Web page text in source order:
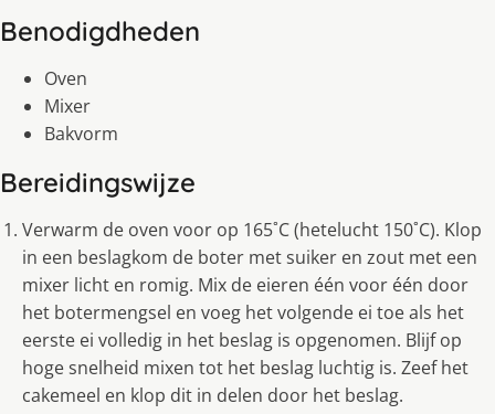
Benodigdheden
Oven
Mixer
Bakvorm
Bereidingswijze
Verwarm de oven voor op 165˚C (hetelucht 150˚C). Klop
in een beslagkom de boter met suiker en zout met een
mixer licht en romig. Mix de eieren één voor één door
het botermengsel en voeg het volgende ei toe als het
eerste ei volledig in het beslag is opgenomen. Blijf op
hoge snelheid mixen tot het beslag luchtig is. Zeef het
cakemeel en klop dit in delen door het beslag.